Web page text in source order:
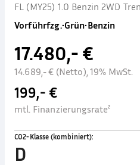
FL (MY25) 1.0 Benzin 2WD
Vorführfzg.•Grün•Benzin
17.480,- €
14.689,- € (Netto), 19% MwSt.
199,- €
mtl. Finanzierungsrate²
CO2-Klasse (kombiniert):
D